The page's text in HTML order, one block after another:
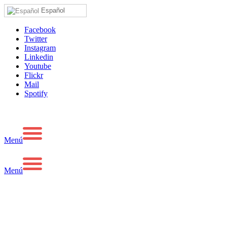
Español
Facebook
Twitter
Instagram
Linkedin
Youtube
Flickr
Mail
Spotify
Menú
Menú